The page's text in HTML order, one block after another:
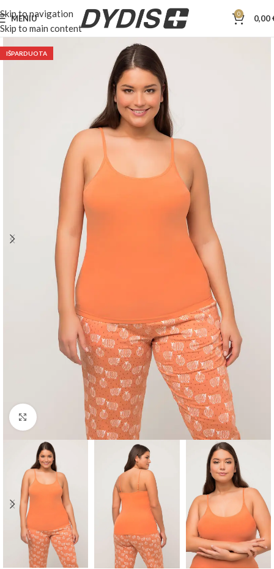
Skip to navigation
Skip to main content
MENIU 0 0,00
IŠPARDUOTA
Padidinti